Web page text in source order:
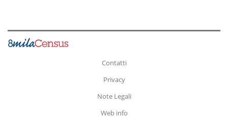
Contatti
Privacy
Note Legali
Web info